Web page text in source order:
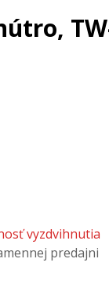
vyzdvihnutia
predajni